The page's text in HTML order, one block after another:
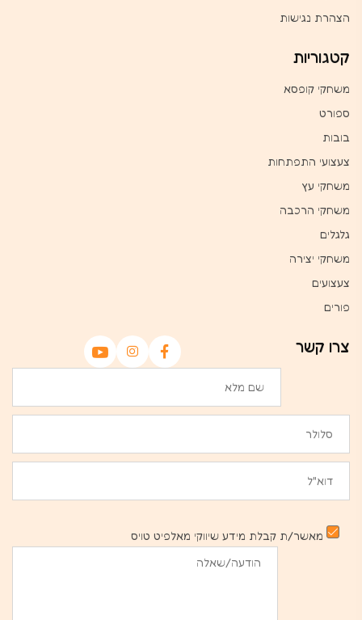
הצהרת נגישות
קטגוריות
משחקי קופסא
ספורט
בובות
צעצועי התפתחות
משחקי עץ
משחקי הרכבה
גלגלים
משחקי יצירה
צעצועים
פורים
צרו קשר
מאשר/ת קבלת מידע שיווקי מאלפיט טויס